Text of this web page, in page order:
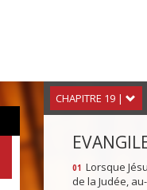
CHAPITRE 19 |
01
Lorsque
de la Judée,